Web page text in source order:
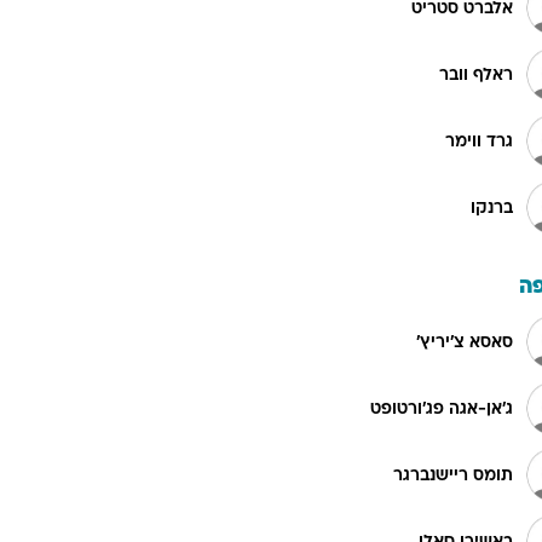
אלברט סטריט
ראלף וובר
גרד ווימר
ברנקו
סאסא צ'יריץ'
ג'אן-אגה פג'ורטופט
תומס ריישנברגר